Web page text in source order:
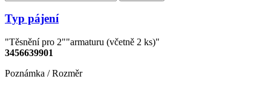
Typ pájení
"Těsnění pro 2""armaturu (včetně 2 ks)"
3456639901
Poznámka / Rozměr